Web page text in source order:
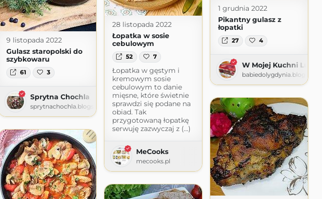
1 grudnia 2022
Pikantny gulasz z
łopatki
27 4
W Mojej Kuchni Lubię
28 listopada 2022
Łopatka w sosie
cebulowym
52 7
Łopatka w gęstym i
kremowym sosie
cebulowym to danie
mięsne, które świetnie
sprawdzi się podane na
obiad. Tak
przygotowaną łopatkę
serwuję zazwyczaj z (...)
MeCooks
mecooks.pl
9 listopada 2022
Gulasz staropolski do
szybkowaru
61 3
Sprytna Chochla
sprytnachochla.blogspot.com